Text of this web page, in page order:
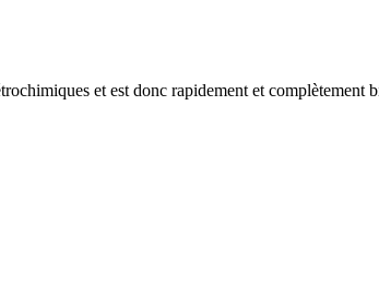
et est donc rapidement et complètement